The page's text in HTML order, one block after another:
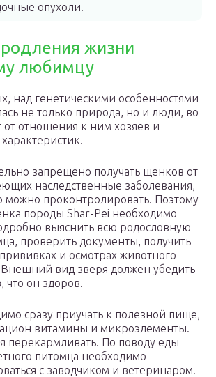
опухоли.
жизни
любимцу
над генетическими особенностями
не только природа, но и люди, во
от отношения к ним хозяев и
запрещено получать щенков от
наследственные заболевания,
можно проконтролировать. Поэтому
породы Shar-Pei необходимо
выяснить всю родословную
проверить документы, получить
и осмотрах животного
вид зверя должен убедить
что он здоров.
сразу приучать к полезной пище,
витамины и микроэлементы.
перекармливать. По поводу еды
питомца необходимо
с заводчиком и ветеринаром.